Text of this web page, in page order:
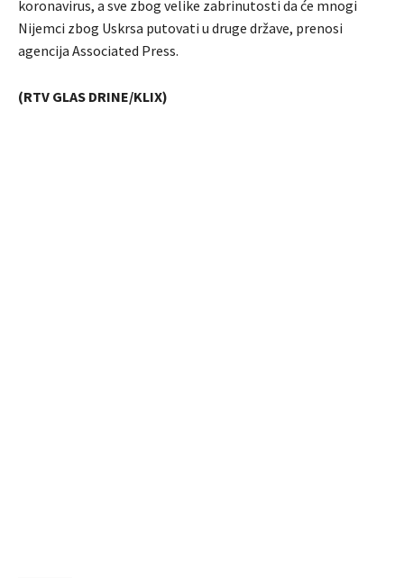
koronavirus, a sve zbog velike zabrinutosti da će mnogi
Nijemci zbog Uskrsa putovati u druge države, prenosi
agencija Associated Press.
(RTV GLAS DRINE/KLIX)